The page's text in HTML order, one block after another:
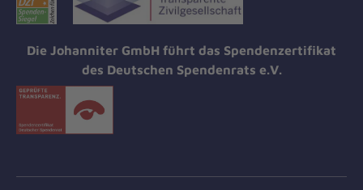
Die Johanniter GmbH führt das Spendenzertifikat
des Deutschen Spendenrats e.V.